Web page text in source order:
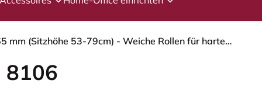
HÅG Capisco 8106 - Select (Gabriel) - Wolle / Polyamid - SC67098 - Glacier blue - Moss Grey - 265 mm (Sitzhöhe 53-79cm) - Weiche Rollen für harte Böden
8106